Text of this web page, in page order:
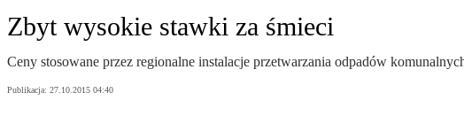
Zbyt wysokie stawki za śmieci
Ceny stosowane przez regionalne instalacje przetwarzania odpadów
Publikacja: 27.10.2015 04:40